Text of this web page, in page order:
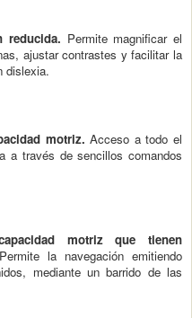
reducida. Permite magnificar el
ajustar contrastes y facilitar la
dislexia.
motriz. Acceso a todo el
a través de sencillos comandos
motriz que tienen
la navegación emitiendo
mediante un barrido de las